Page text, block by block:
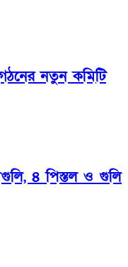
নতুন কমিটি
৪ পিস্তল ও গুলি